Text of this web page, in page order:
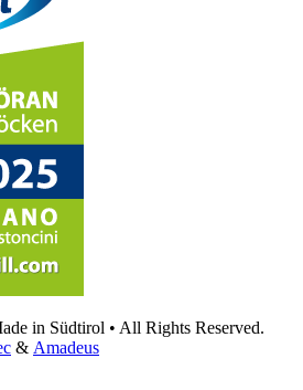
in Südtirol • All Rights Reserved.
& Amadeus